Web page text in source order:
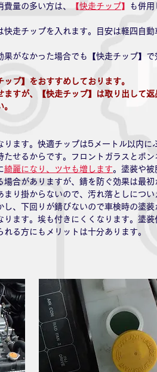
量の多い方は、
【快走チップ】
も併用
快走チップを入れます。目安は軽四自動
果がなかった場合でも【快走チップ】
プ】をおすすめしております。
ますが、【快走チップ】は取り出して
ります。快適チップは5メートル以内に
たせるからです。フロントガラスとボ
綺麗になり、ツヤも増します。塗装や被
合がありますが、錆を防ぐ効果は最初
まり掛からないので、汚れ落としについ
、下回りが錆びないので車検時の塗装
ります。埃も付きにくくなります。塗装
る方にもメリットは十分あります。